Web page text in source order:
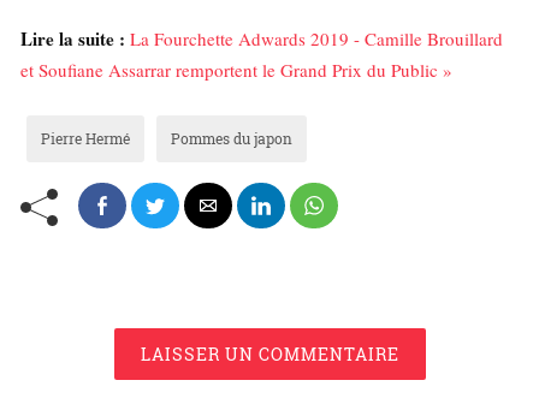
Lire la suite : La Fourchette Adwards 2019 - Camille Brouillard
et Soufiane Assarrar remportent le Grand Prix du Public »
Pierre Hermé Pommes du japon
LAISSER UN COMMENTAIRE